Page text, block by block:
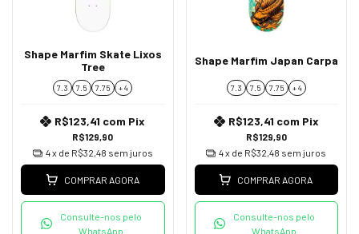
Shape Marfim Skate Lixos
Tree
7.3 7.5 7.75 + 4
R$129,90
R$123,41 com Pix
4x de R$32,48 sem juros
COMPRAR AGORA
Consulte-nos pelo
WhatsApp
Shape Marfim Japan Carpa
7.3 7.5 7.75 + 4
R$129,90
R$123,41 com Pix
4x de R$32,48 sem juros
COMPRAR AGORA
Consulte-nos pelo
WhatsApp